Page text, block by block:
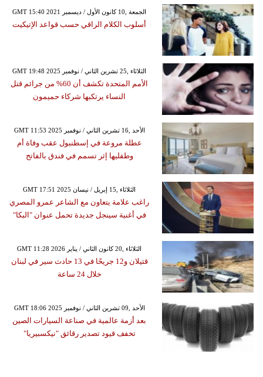
GMT 15:40 2021 الجمعة ,10 كانون الأول / ديسمبر
أسلوب الكلام الراقي حسب قواعد الإتيكيت
GMT 19:48 2025 الثلاثاء ,25 تشرين الثاني / نوفمبر
الأمم المتحدة تكشف أن 60% من جرائم قتل
النساء يرتكبها شركاء حميمون
GMT 11:53 2025 الأحد ,16 تشرين الثاني / نوفمبر
عطلة مروعة في إسطنبول عقب وفاة أم
وطفليها إثر تسمم في فندق بالفاتح
GMT 17:51 2025 الثلاثاء ,15 إبريل / نيسان
راغب علامة يتعاون مع الشاعر عمرو المصري
في أغنية سينجل جديدة تحمل عنوان "البكا"
GMT 11:28 2026 الثلاثاء ,20 كانون الثاني / يناير
قتيلان و12 جريحًا في 13 حادث سير في لبنان
خلال 24 ساعة
GMT 18:06 2025 الأحد ,09 تشرين الثاني / نوفمبر
بعد أزمة عالمية في صناعة السيارات الصين
تخفف قيود تصدير رقائق "نيكسبيريا"